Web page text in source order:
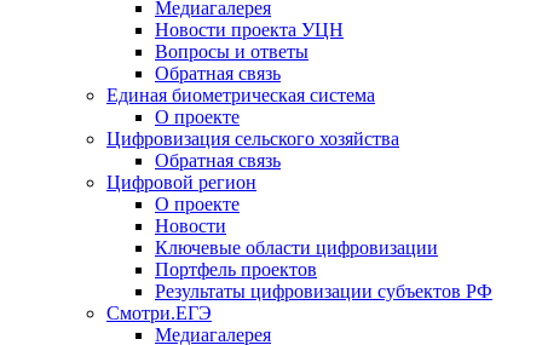
Медиагалерея
Новости проекта УЦН
Вопросы и ответы
Обратная связь
Единая биометрическая система
О проекте
Цифровизация сельского хозяйства
Обратная связь
Цифровой регион
О проекте
Новости
Ключевые области цифровизации
Портфель проектов
Результаты цифровизации субъектов РФ
Смотри.ЕГЭ
Медиагалерея